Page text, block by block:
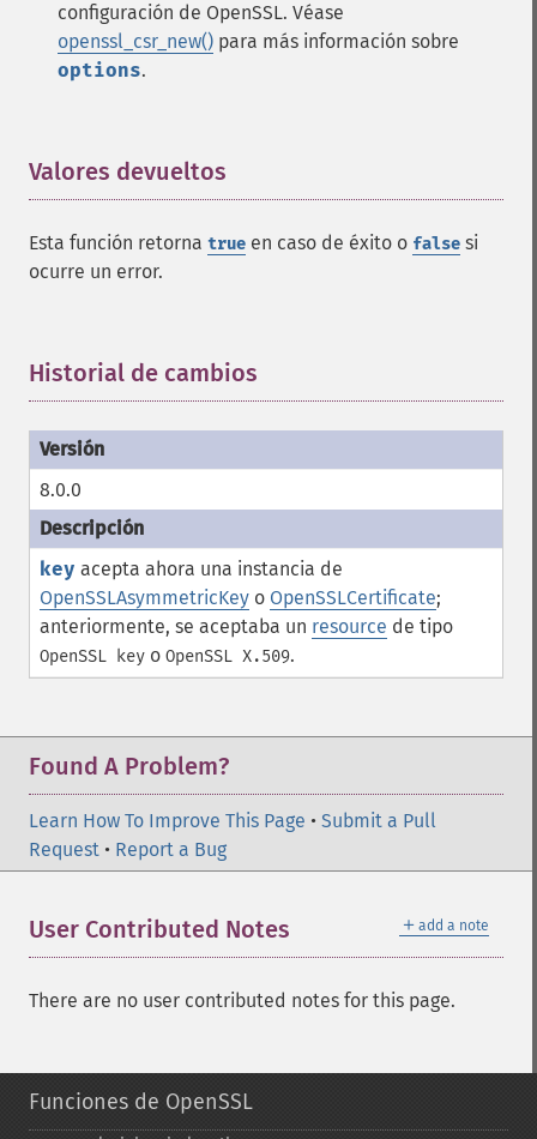
configuración de OpenSSL. Véase
openssl_csr_new() para más información sobre
options.
Valores devueltos
Esta función retorna true en caso de éxito o false si
ocurre un error.
Historial de cambios
8.0.0
key acepta ahora una instancia de
OpenSSLAsymmetricKey o OpenSSLCertificate;
anteriormente, se aceptaba un resource de tipo
OpenSSL key o OpenSSL X.509.
Found A Problem?
Learn How To Improve This Page • Submit a Pull
Request • Report a Bug
＋ add a note
User Contributed Notes
There are no user contributed notes for this page.
Funciones de OpenSSL